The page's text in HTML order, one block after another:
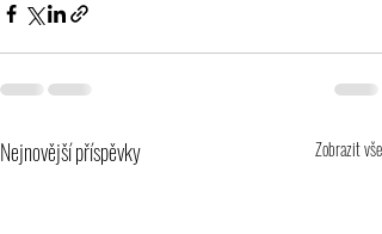
Nejnovější příspěvky Zobrazit vše